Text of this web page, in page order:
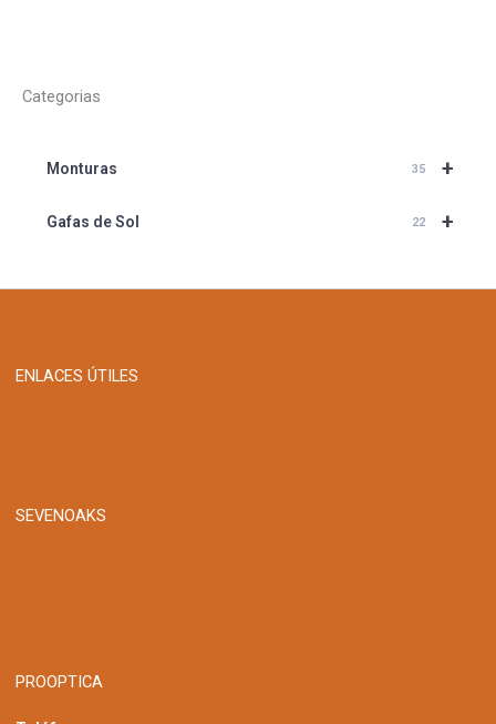
Categorias
+
Monturas 35
+
Gafas de Sol 22
ENLACES ÚTILES
SEVENOAKS
PROOPTICA